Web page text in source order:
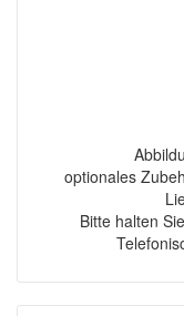
optionales
Bitte halten